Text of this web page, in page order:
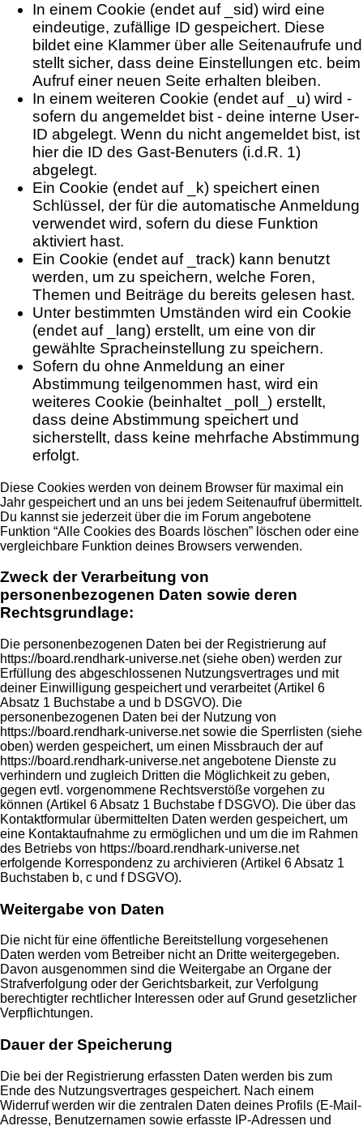
In einem Cookie (endet auf _sid) wird eine
eindeutige, zufällige ID gespeichert. Diese
bildet eine Klammer über alle Seitenaufrufe und
stellt sicher, dass deine Einstellungen etc. beim
Aufruf einer neuen Seite erhalten bleiben.
In einem weiteren Cookie (endet auf _u) wird -
sofern du angemeldet bist - deine interne User-
ID abgelegt. Wenn du nicht angemeldet bist, ist
hier die ID des Gast-Benuters (i.d.R. 1)
abgelegt.
Ein Cookie (endet auf _k) speichert einen
Schlüssel, der für die automatische Anmeldung
verwendet wird, sofern du diese Funktion
aktiviert hast.
Ein Cookie (endet auf _track) kann benutzt
werden, um zu speichern, welche Foren,
Themen und Beiträge du bereits gelesen hast.
Unter bestimmten Umständen wird ein Cookie
(endet auf _lang) erstellt, um eine von dir
gewählte Spracheinstellung zu speichern.
Sofern du ohne Anmeldung an einer
Abstimmung teilgenommen hast, wird ein
weiteres Cookie (beinhaltet _poll_) erstellt,
dass deine Abstimmung speichert und
sicherstellt, dass keine mehrfache Abstimmung
erfolgt.
Diese Cookies werden von deinem Browser für maximal ein
Jahr gespeichert und an uns bei jedem Seitenaufruf übermittelt.
Du kannst sie jederzeit über die im Forum angebotene
Funktion “Alle Cookies des Boards löschen” löschen oder eine
vergleichbare Funktion deines Browsers verwenden.
Zweck der Verarbeitung von
personenbezogenen Daten sowie deren
Rechtsgrundlage:
Die personenbezogenen Daten bei der Registrierung auf
https://board.rendhark-universe.net (siehe oben) werden zur
Erfüllung des abgeschlossenen Nutzungsvertrages und mit
deiner Einwilligung gespeichert und verarbeitet (Artikel 6
Absatz 1 Buchstabe a und b DSGVO). Die
personenbezogenen Daten bei der Nutzung von
https://board.rendhark-universe.net sowie die Sperrlisten (siehe
oben) werden gespeichert, um einen Missbrauch der auf
https://board.rendhark-universe.net angebotene Dienste zu
verhindern und zugleich Dritten die Möglichkeit zu geben,
gegen evtl. vorgenommene Rechtsverstöße vorgehen zu
können (Artikel 6 Absatz 1 Buchstabe f DSGVO). Die über das
Kontaktformular übermittelten Daten werden gespeichert, um
eine Kontaktaufnahme zu ermöglichen und um die im Rahmen
des Betriebs von https://board.rendhark-universe.net
erfolgende Korrespondenz zu archivieren (Artikel 6 Absatz 1
Buchstaben b, c und f DSGVO).
Weitergabe von Daten
Die nicht für eine öffentliche Bereitstellung vorgesehenen
Daten werden vom Betreiber nicht an Dritte weitergegeben.
Davon ausgenommen sind die Weitergabe an Organe der
Strafverfolgung oder der Gerichtsbarkeit, zur Verfolgung
berechtigter rechtlicher Interessen oder auf Grund gesetzlicher
Verpflichtungen.
Dauer der Speicherung
Die bei der Registrierung erfassten Daten werden bis zum
Ende des Nutzungsvertrages gespeichert. Nach einem
Widerruf werden wir die zentralen Daten deines Profils (E-Mail-
Adresse, Benutzernamen sowie erfasste IP-Adressen und